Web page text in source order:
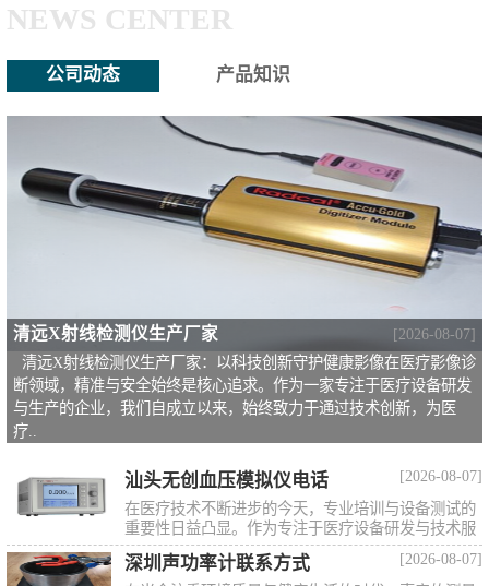
NEWS CENTER
公司动态 产品知识
清远X射线检测仪生产厂家
[2026-08-07]
清远X射线检测仪生产厂家：以科技创新守护健康影像在医疗影像诊
断领域，精准与安全始终是核心追求。作为一家专注于医疗设备研发
与生产的企业，我们自成立以来，始终致力于通过技术创新，为医
疗..
汕头无创血压模拟仪电话
[2026-08-07]
在医疗技术不断进步的今天，专业培训与设备测试的
重要性日益凸显。作为专注于医疗设备研发与技术服
务的企业，我们始终致力..
深圳声功率计联系方式
[2026-08-07]